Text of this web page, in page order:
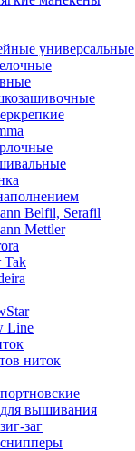
универсальные
Belfil, Serafil
Mettler
Tak
Line
ниток
вышивания
заг